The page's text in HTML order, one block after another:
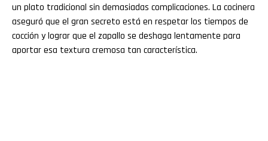
un plato tradicional sin demasiadas complicaciones. La cocinera
aseguró que el gran secreto está en respetar los tiempos de
cocción y lograr que el zapallo se deshaga lentamente para
aportar esa textura cremosa tan característica.